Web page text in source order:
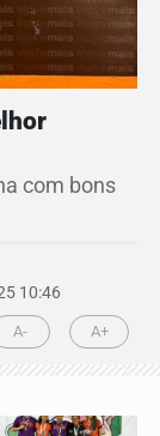
com bons
10:46
A- A+